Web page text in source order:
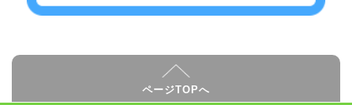
ページTOPへ